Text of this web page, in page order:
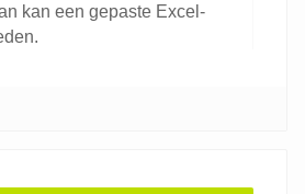
kan een gepaste Excel-